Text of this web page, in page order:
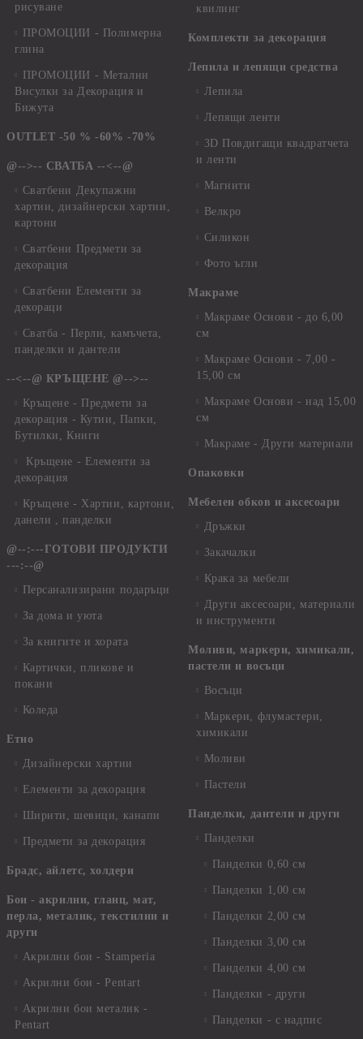
рисуване
ПРОМОЦИИ - Полимерна
глина
ПРОМОЦИИ - Метални
Висулки за Декорация и
Бижута
OUTLET -50 % -60% -70%
@-->-- СВАТБА --<--@
Сватбени Декупажни
хартии, дизайнерски хартии,
картони
Сватбени Предмети за
декорация
Сватбени Елементи за
декораци
Сватба - Перли, камъчета,
панделки и дантели
--<--@ КРЪЩЕНЕ @-->--
Кръщене - Предмети за
декорация - Кутии, Папки,
Бутилки, Книги
Кръщене - Елементи за
декорация
Кръщене - Хартии, картони,
данели , панделки
@--:---ГОТОВИ ПРОДУКТИ
---:--@
Персанализирани подаръци
За дома и уюта
За книгите и хората
Картички, пликове и
покани
Коледа
Етно
Дизайнерски хартии
Елементи за декорация
Ширити, шевици, канапи
Предмети за декорация
Брадс, айлетс, холдери
Бои - акрилни, гланц, мат,
перла, металик, текстилни и
други
Акрилни бои - Stamperia
Акрилни бои - Pentart
Акрилни бои металик -
Pentart
квилинг
Комплекти за декорация
Лепила и лепящи средства
Лепила
Лепящи ленти
3D Повдигащи квадратчета
и ленти
Магнити
Велкро
Силикон
Фото ъгли
Макраме
Макраме Основи - до 6,00
см
Макраме Основи - 7,00 -
15,00 см
Макраме Основи - над 15,00
см
Макраме - Други материали
Опаковки
Мебелен обков и аксесоари
Дръжки
Закачалки
Крака за мебели
Други аксесоари, материали
и инструменти
Моливи, маркери, химикали,
пастели и восъци
Восъци
Маркери, флумастери,
химикали
Моливи
Пастели
Панделки, дантели и други
Панделки
Панделки 0,60 см
Панделки 1,00 см
Панделки 2,00 см
Панделки 3,00 см
Панделки 4,00 см
Панделки - други
Панделки - с надпис